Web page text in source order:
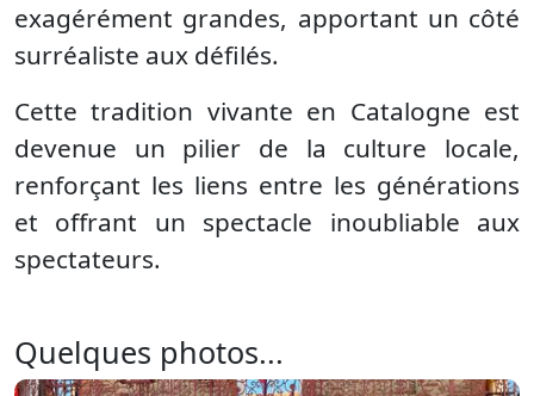
exagérément grandes, apportant un côté
surréaliste aux défilés.
Cette tradition vivante en Catalogne est
devenue un pilier de la culture locale,
renforçant les liens entre les générations
et offrant un spectacle inoubliable aux
spectateurs.
Quelques photos...